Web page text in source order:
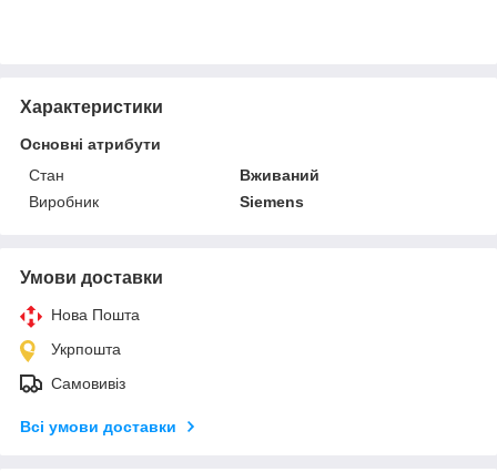
Характеристики
Основні атрибути
Стан
Вживаний
Виробник
Siemens
Умови доставки
Нова Пошта
Укрпошта
Самовивіз
Всі умови доставки